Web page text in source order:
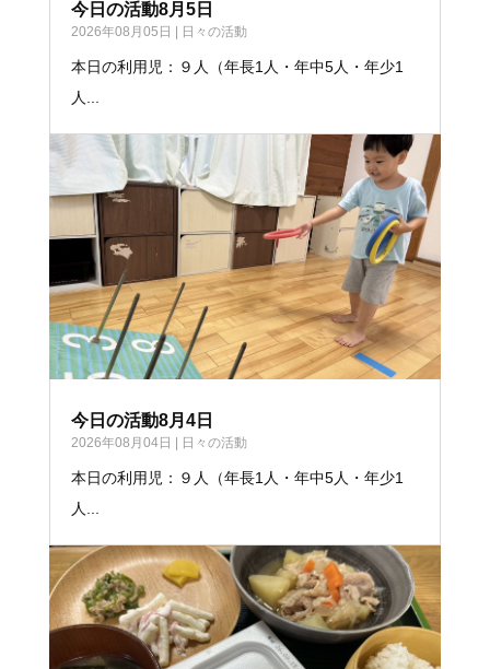
今日の活動8月5日
2026年08月05日 | 日々の活動
本日の利用児：９人（年長1人・年中5人・年少1
人...
今日の活動8月4日
2026年08月04日 | 日々の活動
本日の利用児：９人（年長1人・年中5人・年少1
人...